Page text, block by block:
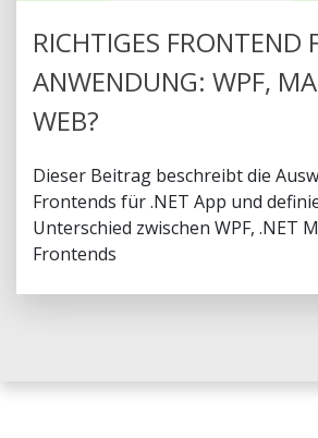
RICHTIGES FRONTEND
ANWENDUNG: WPF,
WEB?
Dieser Beitrag beschreibt die
Frontends für .NET App und
Unterschied zwischen WPF, .NET
Frontends